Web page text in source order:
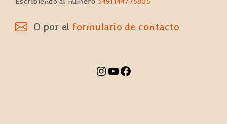
O por el formulario de contacto
Instagram
YouTube
Facebook